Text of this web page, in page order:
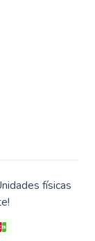
físicas